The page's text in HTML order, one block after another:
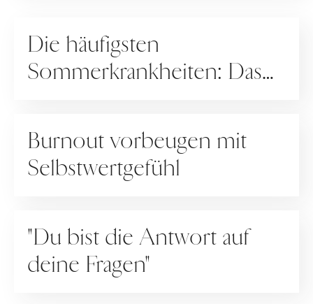
Die häufigsten
Sommerkrankheiten: Das
Burnout vorbeugen mit
Selbstwertgefühl
"Du bist die Antwort auf
deine Fragen"